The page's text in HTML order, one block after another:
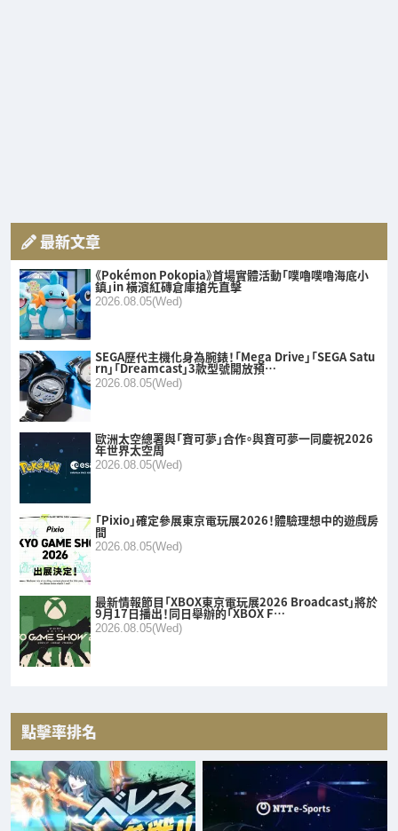
最新文章
《Pokémon Pokopia》首場實體活動「噗嚕噗嚕海底小
鎮」in 橫濱紅磚倉庫搶先直擊
2026.08.05(Wed)
SEGA歷代主機化身為腕錶！「Mega Drive」「SEGA Satu
rn」「Dreamcast」3款型號開放預…
2026.08.05(Wed)
歐洲太空總署與「寶可夢」合作。與寶可夢一同慶祝2026
年世界太空周
2026.08.05(Wed)
「Pixio」確定參展東京電玩展2026！體驗理想中的遊戲房
間
2026.08.05(Wed)
最新情報節目「XBOX東京電玩展2026 Broadcast」將於
9月17日播出！同日舉辦的「XBOX F…
2026.08.05(Wed)
點擊率排名